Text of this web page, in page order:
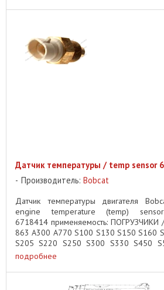
Датчик температуры / temp sensor
Производитель: Bobcat
Датчик температуры двигателя
engine temperature (temp)
6718414 применяемость: ПОГРУЗЧИКИ /
863 A300 A770 S100 S130 S150 S160
S205 S220 S250 S300 S330 S450
S550 S570 S590 S630 S650 S750 S770 ...
подробнее